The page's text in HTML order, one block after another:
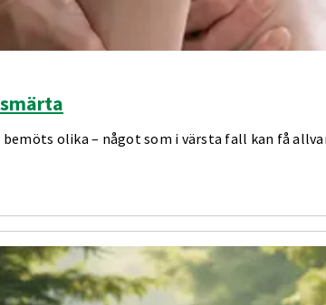
bemöts olika – något som i värsta fall kan få